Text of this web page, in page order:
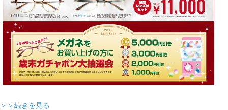
＞＞続きを見る